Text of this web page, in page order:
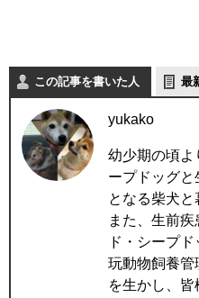
この記事を書いた人 最
yukako
幼少期の頃よ
ープドッグと
となる柴犬と
また、生前
ド・シープ
玩動物飼養管
を生かし、